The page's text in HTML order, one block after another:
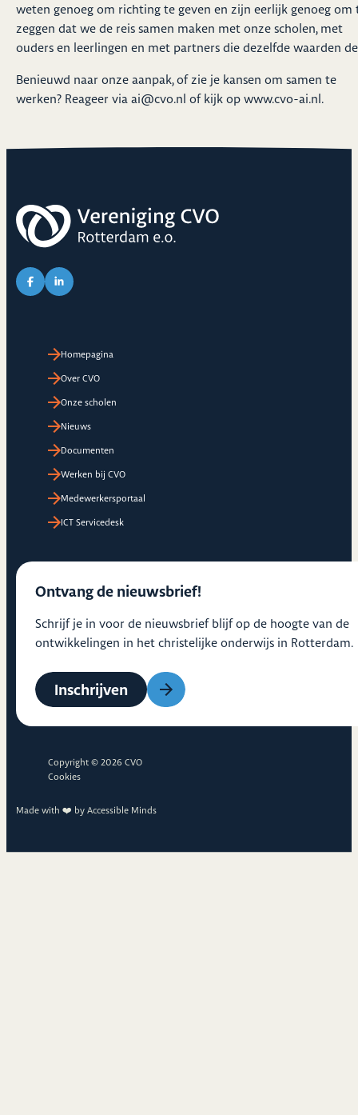
weten genoeg om richting te geven en zijn eerlijk genoeg om
zeggen dat we de reis samen maken met onze scholen, met
ouders en leerlingen en met partners die dezelfde waarden
Benieuwd naar onze aanpak, of zie je kansen om samen te
werken? Reageer via ai@cvo.nl of kijk op www.cvo-ai.nl.
Link naar Facebook pagina van CVO
Link naar LinkedIn pagina van CVO
Homepagina
Over CVO
Onze scholen
Nieuws
Documenten
Werken bij CVO
Medewerkersportaal
ICT Servicedesk
Ontvang de nieuwsbrief!
Schrijf je in voor de nieuwsbrief blijf op de hoogte van de
ontwikkelingen in het christelijke onderwijs in Rotterdam.
Inschrijven
Copyright © 2026 CVO
Cookies
Made with ❤️ by Accessible Minds